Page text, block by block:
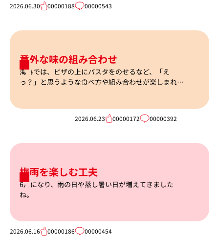
2026.06.30 00000188 00000543
意外な味の組み合わせ
海外では、ピザの上にパスタをのせるなど、「え
っ？」と思うような食べ方や組み合わせが楽しまれて
2026.06.23 00000172 00000392
梅雨を楽しむ工夫
6月になり、雨の日や蒸し暑い日が増えてきました
ね。
2026.06.16 00000186 00000454